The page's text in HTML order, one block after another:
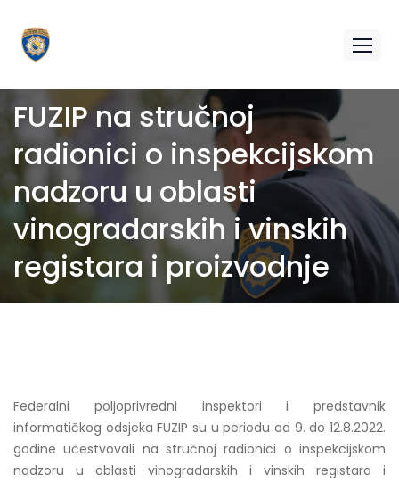
FUZIP na stručnoj
radionici o inspekcijskom
nadzoru u oblasti
vinogradarskih i vinskih
registara i proizvodnje
Federalni poljoprivredni inspektori i predstavnik
informatičkog odsjeka FUZIP su u periodu od 9. do 12.8.2022.
godine učestvovali na stručnoj radionici o inspekcijskom
nadzoru u oblasti vinogradarskih i vinskih registara i